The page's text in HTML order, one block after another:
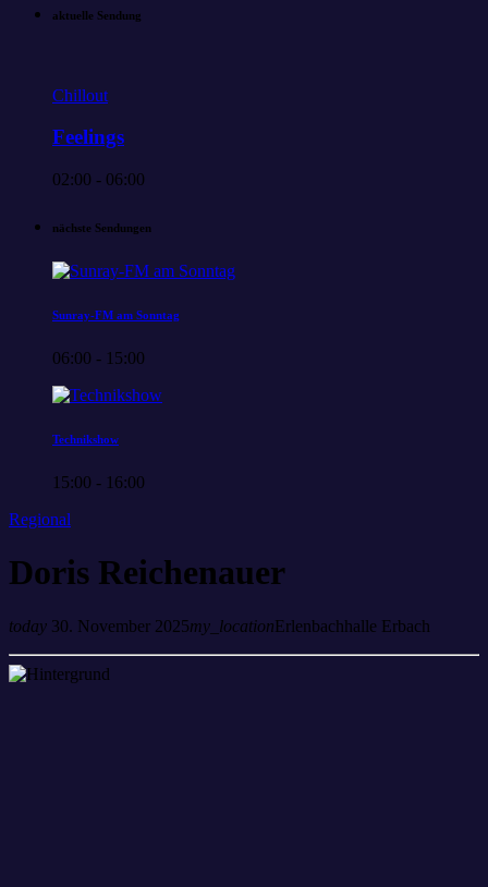
aktuelle Sendung
Chillout
Feelings
02:00 - 06:00
nächste Sendungen
Sunray-FM am Sonntag
06:00 - 15:00
Technikshow
15:00 - 16:00
Regional
Doris Reichenauer
today 30. November 2025my_locationErlenbachhalle Erbach